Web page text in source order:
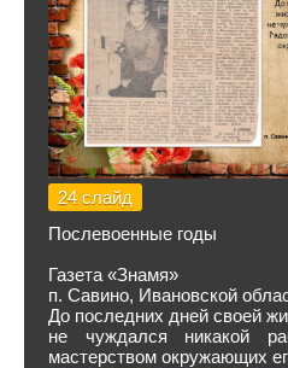
24 слайд
Послевоенные годы
Газета «Знамя»
п. Савино, Ивановской
До последних дней своей
не чуждался никакой
мастерством окружающих